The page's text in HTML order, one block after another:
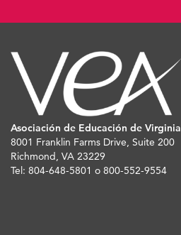
Asociación de Educación de Virginia
8001 Franklin Farms Drive, Suite 200
Richmond, VA 23229
Tel: 804-648-5801 o 800-552-9554